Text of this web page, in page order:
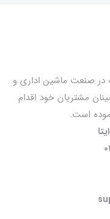
بیش از 10 سال تجربه در صنعت ماشین اداری و
مشتریان خود اقدام
است.